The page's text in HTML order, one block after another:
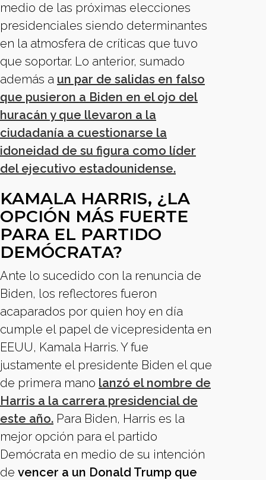
medio de las próximas elecciones
presidenciales siendo determinantes
en la atmosfera de críticas que tuvo
que soportar. Lo anterior, sumado
además a un par de salidas en falso
que pusieron a Biden en el ojo del
huracán y que llevaron a la
ciudadanía a cuestionarse la
idoneidad de su figura como líder
del ejecutivo estadounidense.
KAMALA HARRIS, ¿LA
OPCIÓN MÁS FUERTE
PARA EL PARTIDO
DEMÓCRATA?
Ante lo sucedido con la renuncia de
Biden, los reflectores fueron
acaparados por quien hoy en día
cumple el papel de vicepresidenta en
EEUU, Kamala Harris. Y fue
justamente el presidente Biden el que
de primera mano lanzó el nombre de
Harris a la carrera presidencial de
este año. Para Biden, Harris es la
mejor opción para el partido
Demócrata en medio de su intención
de vencer a un Donald Trump que